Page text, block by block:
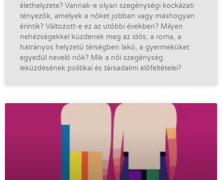
élethelyzete? Vannak-e olyan szegénységi kockázati
tényezők, amelyek a nőket jobban vagy máshogyan
érintik? Változott-e ez az utóbbi években? Milyen
nehézségekkel küzdenek meg az idős, a roma, a
hátrányos helyzetű térségben lakó, a gyermeküket
egyedül nevelő nők? Mik a női szegénység
leküzdésének politikai és társadalmi előfeltételei?